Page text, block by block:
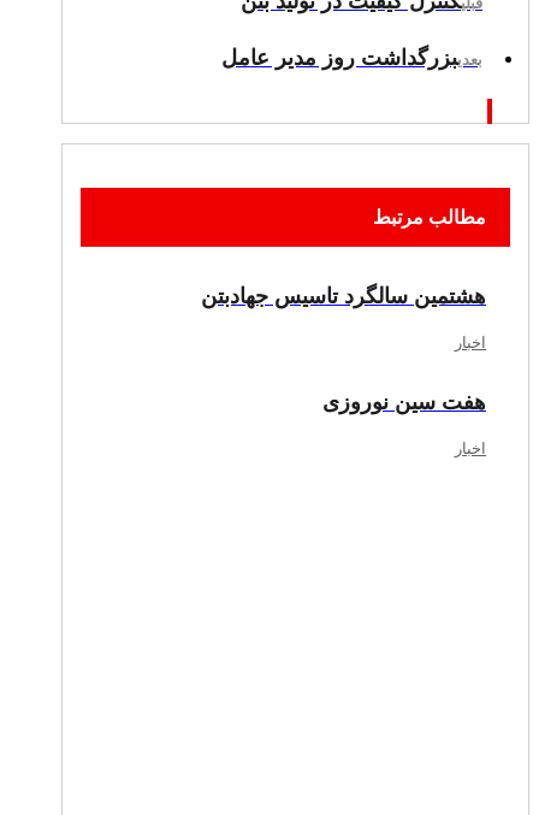
بعدیبزرگداشت روز مدیر عامل
مطالب مرتبط
هشتمین سالگرد تاسیس جهادبتن
اخبار
هفت سین نوروزی
اخبار